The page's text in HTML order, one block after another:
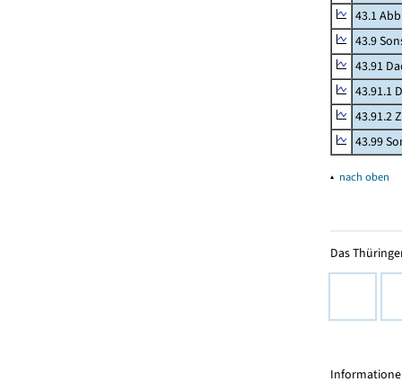
43.1
43.9
43.91
43.91.1
43.91.2
43.99
▴ nach oben
Das